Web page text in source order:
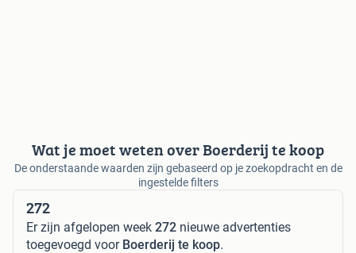
Wat je moet weten over Boerderij te koop
De onderstaande waarden zijn gebaseerd op je zoekopdracht en de
ingestelde filters
272
Er zijn afgelopen week 272 nieuwe advertenties
toegevoegd voor Boerderij te koop.